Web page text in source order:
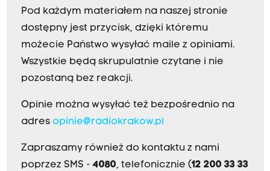
Pod każdym materiałem na naszej stronie
dostępny jest przycisk, dzięki któremu
możecie Państwo wysyłać maile z opiniami.
Wszystkie będą skrupulatnie czytane i nie
pozostaną bez reakcji.
Opinie można wysyłać też bezpośrednio na
adres opinie@radiokrakow.pl
Zapraszamy również do kontaktu z nami
poprzez SMS - 4080, telefonicznie (12 200 33 33